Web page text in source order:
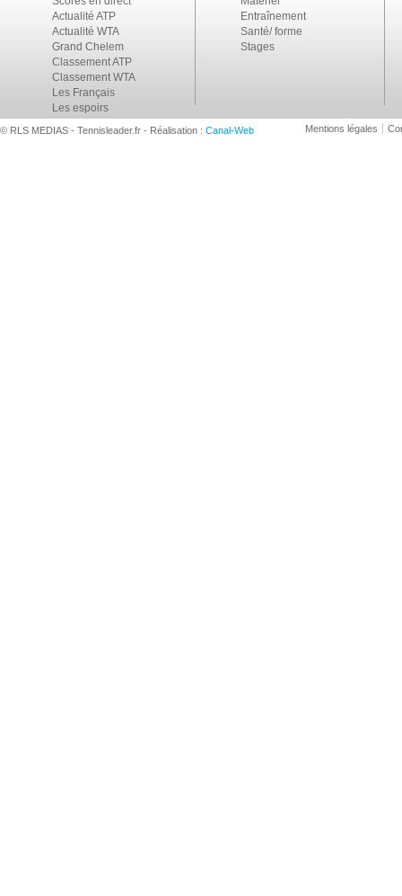
Actualité ATP
Actualité WTA
Grand Chelem
Classement ATP
Classement WTA
Les Français
Les espoirs
Entraînement
Santé/ forme
Stages
© RLS MEDIAS - Tennisleader.fr - Réalisation : Canal-Web Mentions légales